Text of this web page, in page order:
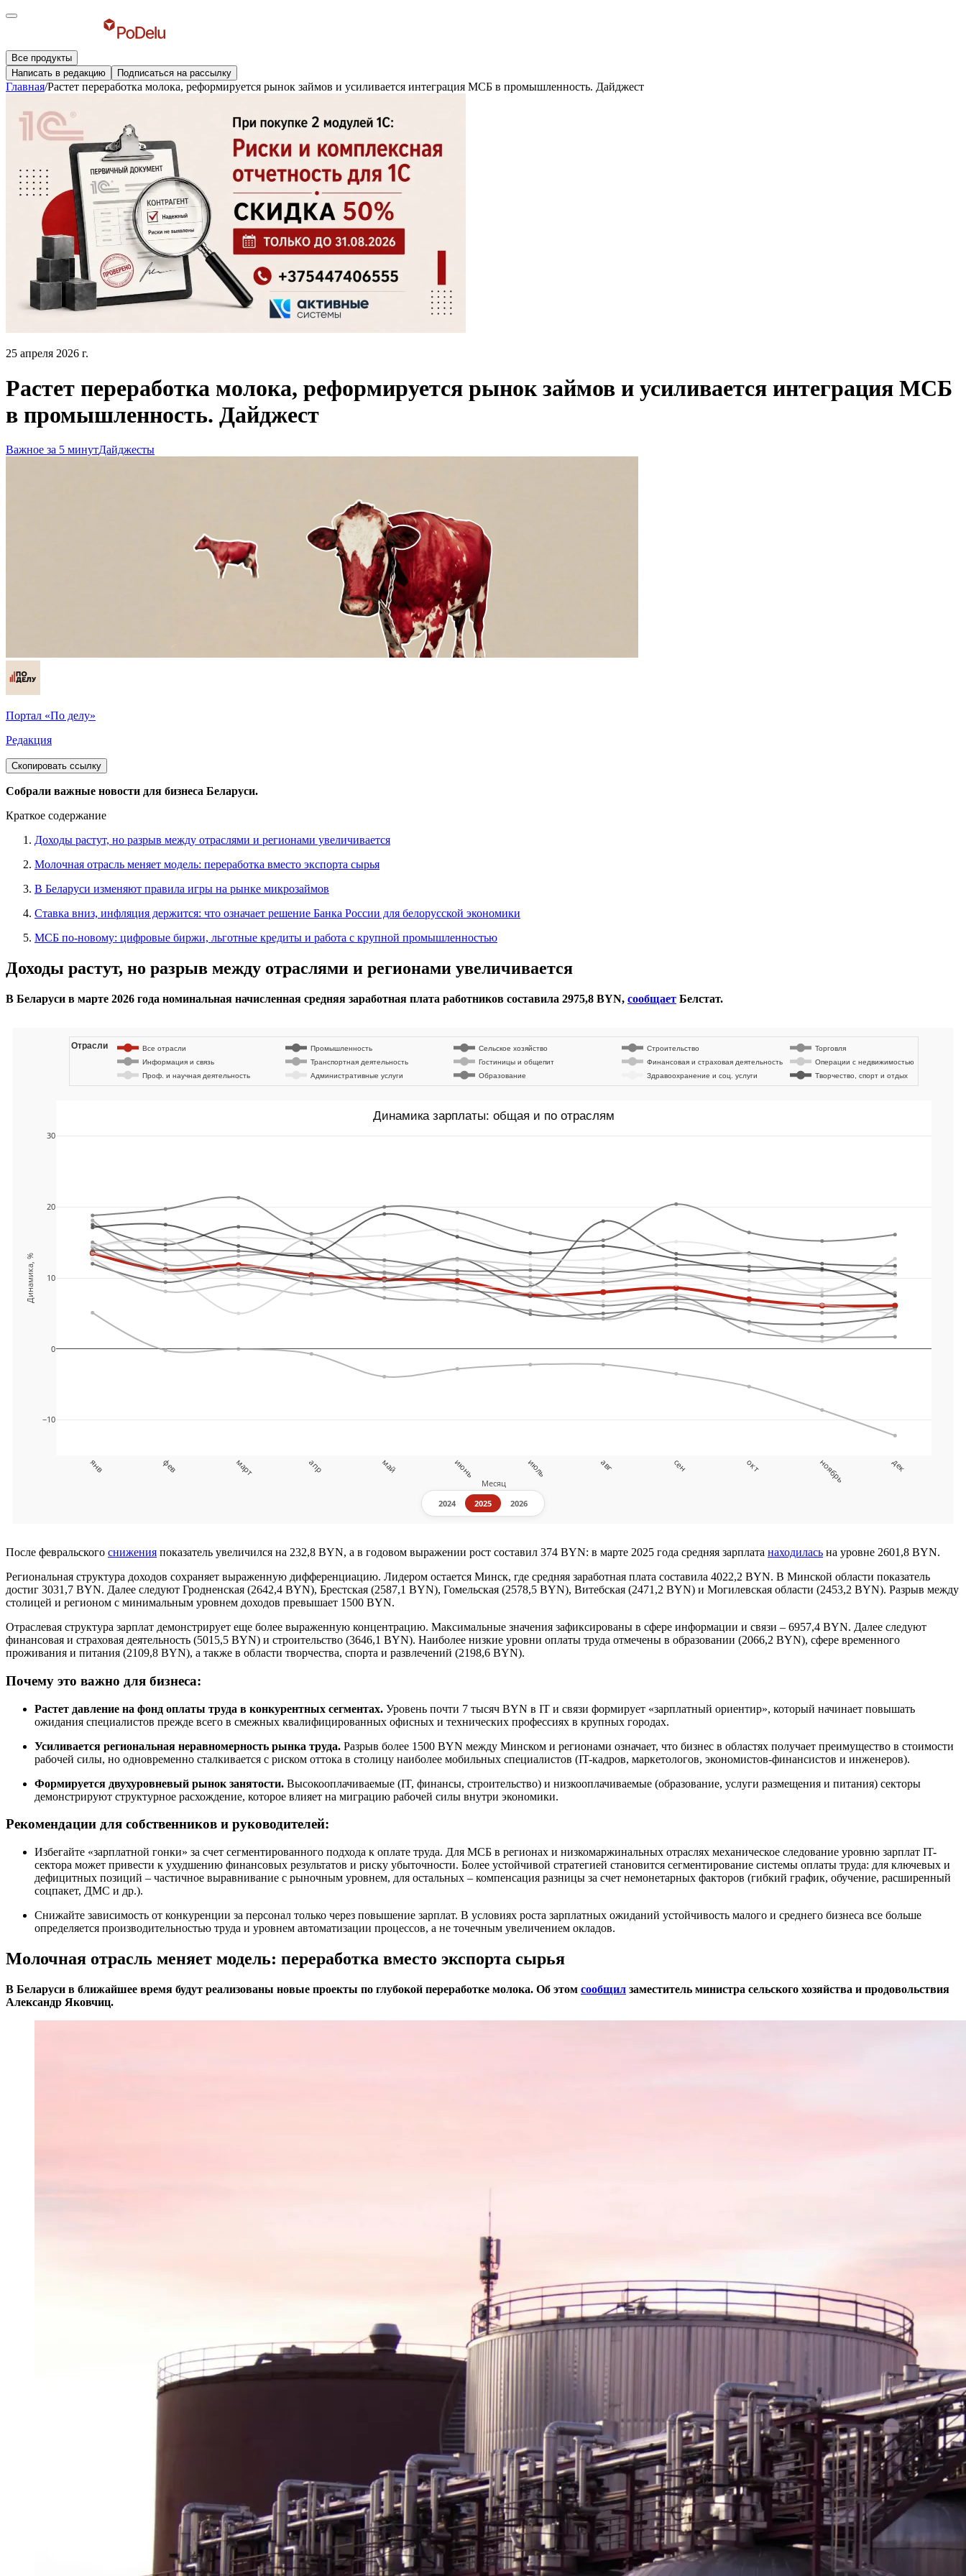
Все продукты
Написать в редакцию
Подписаться на рассылку
Главная/Растет переработка молока, реформируется рынок займов и усиливается интеграция МСБ в промышленность. Дайджест
25 апреля 2026 г.
Растет переработка молока, реформируется рынок займов и усиливается интеграция МСБ
в промышленность. Дайджест
Важное за 5 минутДайджесты
Портал «По делу»
Редакция
Скопировать ссылку
Собрали важные новости для бизнеса Беларуси.
Краткое содержание
Доходы растут, но разрыв между отраслями и регионами увеличивается
Молочная отрасль меняет модель: переработка вместо экспорта сырья
В Беларуси изменяют правила игры на рынке микрозаймов
Ставка вниз, инфляция держится: что означает решение Банка России для белорусской экономики
МСБ по-новому: цифровые биржи, льготные кредиты и работа с крупной промышленностью
Доходы растут, но разрыв между отраслями и регионами увеличивается
В Беларуси в марте 2026 года номинальная начисленная средняя заработная плата работников составила 2975,8 BYN, сообщает Белстат.
После февральского снижения показатель увеличился на 232,8 BYN, а в годовом выражении рост составил 374 BYN: в марте 2025 года средняя зарплата находилась на уровне 2601,8 BYN.
Региональная структура доходов сохраняет выраженную дифференциацию. Лидером остается Минск, где средняя заработная плата составила 4022,2 BYN. В Минской области показатель
достиг 3031,7 BYN. Далее следуют Гродненская (2642,4 BYN), Брестская (2587,1 BYN), Гомельская (2578,5 BYN), Витебская (2471,2 BYN) и Могилевская области (2453,2 BYN). Разрыв между
столицей и регионом с минимальным уровнем доходов превышает 1500 BYN.
Отраслевая структура зарплат демонстрирует еще более выраженную концентрацию. Максимальные значения зафиксированы в сфере информации и связи – 6957,4 BYN. Далее следуют
финансовая и страховая деятельность (5015,5 BYN) и строительство (3646,1 BYN). Наиболее низкие уровни оплаты труда отмечены в образовании (2066,2 BYN), сфере временного
проживания и питания (2109,8 BYN), а также в области творчества, спорта и развлечений (2198,6 BYN).
Почему это важно для бизнеса:
Растет давление на фонд оплаты труда в конкурентных сегментах. Уровень почти 7 тысяч BYN в IT и связи формирует «зарплатный ориентир», который начинает повышать
ожидания специалистов прежде всего в смежных квалифицированных офисных и технических профессиях в крупных городах.
Усиливается региональная неравномерность рынка труда. Разрыв более 1500 BYN между Минском и регионами означает, что бизнес в областях получает преимущество в стоимости
рабочей силы, но одновременно сталкивается с риском оттока в столицу наиболее мобильных специалистов (IT-кадров, маркетологов, экономистов-финансистов и инженеров).
Формируется двухуровневый рынок занятости. Высокооплачиваемые (IT, финансы, строительство) и низкооплачиваемые (образование, услуги размещения и питания) секторы
демонстрируют структурное расхождение, которое влияет на миграцию рабочей силы внутри экономики.
Рекомендации для собственников и руководителей:
Избегайте «зарплатной гонки» за счет сегментированного подхода к оплате труда. Для МСБ в регионах и низкомаржинальных отраслях механическое следование уровню зарплат IT-
сектора может привести к ухудшению финансовых результатов и риску убыточности. Более устойчивой стратегией становится сегментирование системы оплаты труда: для ключевых и
дефицитных позиций – частичное выравнивание с рыночным уровнем, для остальных – компенсация разницы за счет немонетарных факторов (гибкий график, обучение, расширенный
соцпакет, ДМС и др.).
Снижайте зависимость от конкуренции за персонал только через повышение зарплат. В условиях роста зарплатных ожиданий устойчивость малого и среднего бизнеса все больше
определяется производительностью труда и уровнем автоматизации процессов, а не точечным увеличением окладов.
Молочная отрасль меняет модель: переработка вместо экспорта сырья
В Беларуси в ближайшее время будут реализованы новые проекты по глубокой переработке молока. Об этом сообщил заместитель министра сельского хозяйства и продовольствия
Александр Яковчиц.